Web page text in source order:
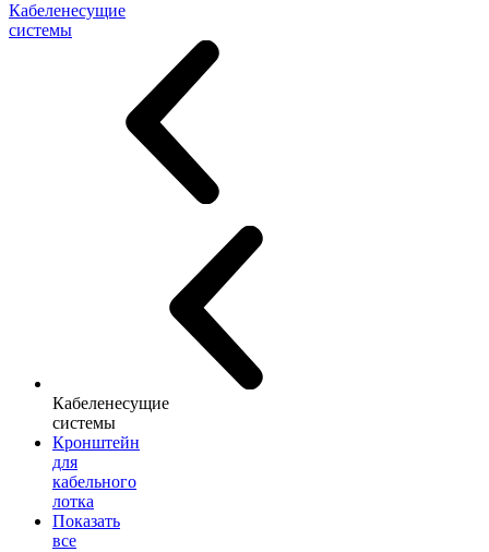
Кабеленесущие
системы
Кабеленесущие
системы
Кронштейн
для
кабельного
лотка
Показать
все